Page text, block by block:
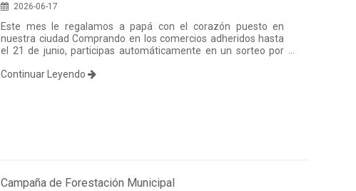
2026-06-17
Este mes le regalamos a papá con el corazón puesto en
nuestra ciudad Comprando en los comercios adheridos hasta
el 21 de junio, participas automáticamente en un sorteo por
en cualquiera de los negocios adheridos, llenas el cupón y
Continuar Leyendo
Campaña de Forestación Municipal